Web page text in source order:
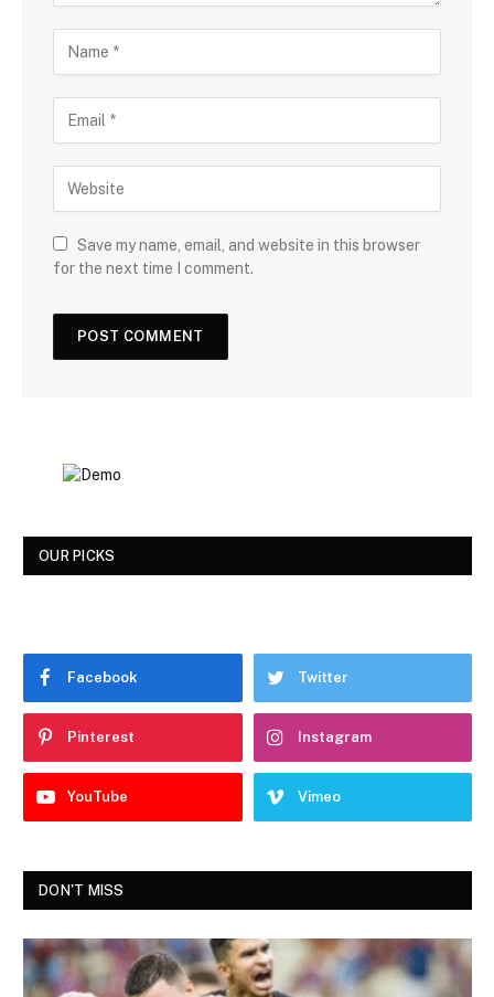
Save my name, email, and website in this browser
for the next time I comment.
OUR PICKS
Facebook Twitter
Pinterest Instagram
YouTube Vimeo
DON'T MISS